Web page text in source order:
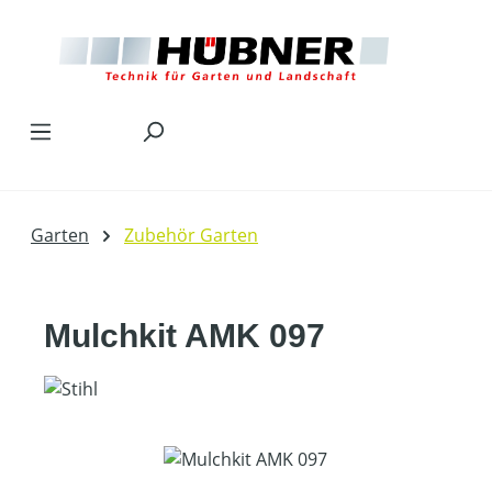
Garten Zubehör Garten
Mulchkit AMK 097
Bildergalerie überspringen